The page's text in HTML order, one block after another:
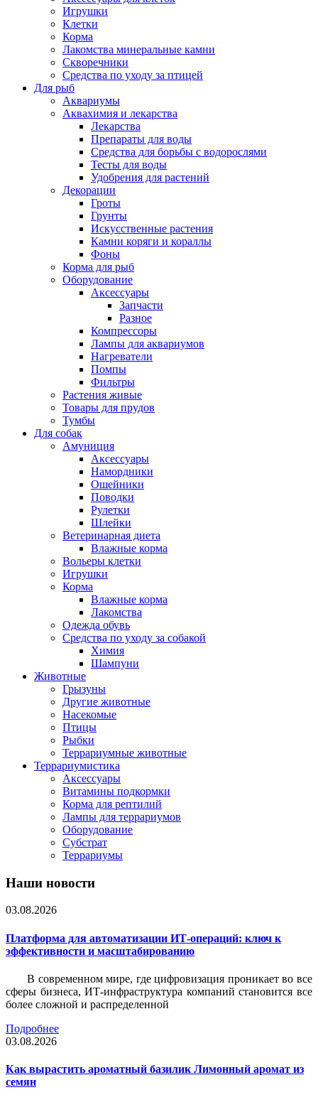
Игрушки
Клетки
Корма
Лакомства минеральные камни
Скворечники
Средства по уходу за птицей
Для рыб
Аквариумы
Аквахимия и лекарства
Лекарства
Препараты для воды
Средства для борьбы с водорослями
Тесты для воды
Удобрения для растений
Декорации
Гроты
Грунты
Искусственные растения
Камни коряги и кораллы
Фоны
Корма для рыб
Оборудование
Аксессуары
Запчасти
Разное
Компрессоры
Лампы для аквариумов
Нагреватели
Помпы
Фильтры
Растения живые
Товары для прудов
Тумбы
Для собак
Амуниция
Аксессуары
Намордники
Ошейники
Поводки
Рулетки
Шлейки
Ветеринарная диета
Влажные корма
Вольеры клетки
Игрушки
Корма
Влажные корма
Лакомства
Одежда обувь
Средства по уходу за собакой
Химия
Шампуни
Животные
Грызуны
Другие животные
Насекомые
Птицы
Рыбки
Террариумные животные
Террариумистика
Аксессуары
Витамины подкормки
Корма для рептилий
Лампы для террариумов
Оборудование
Субстрат
Террариумы
Наши новости
03.08.2026
Платформа для автоматизации ИТ-операций: ключ к
эффективности и масштабированию
В современном мире, где цифровизация проникает во все
сферы бизнеса, ИТ-инфраструктура компаний становится все
более сложной и распределенной
Подробнее
03.08.2026
Как вырастить ароматный базилик Лимонный аромат из
семян